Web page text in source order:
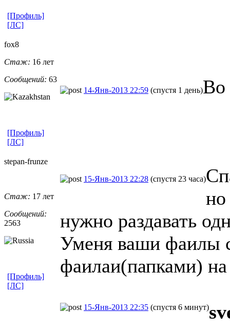
[Профиль]
[ЛС]
fox8
Стаж: 16 лет
Сообщений: 63
14-Янв-2013 22:59 (спустя 1 день)Во
[Профиль]
[ЛС]
stepan-frunz​e
Стаж: 17 лет
Сообщений:
2563
15-Янв-2013 22:28 (спустя 23 часа)
нужно раздавать
Уменя ваши фаилы
фаилаи(папками)
[Профиль]
[ЛС]
15-Янв-2013 22:35 (спустя 6 минут)